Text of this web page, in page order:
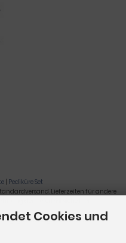
| Pediküre Set
Lieferzeiten für andere
Nagelfräser © 2026
Cookies und